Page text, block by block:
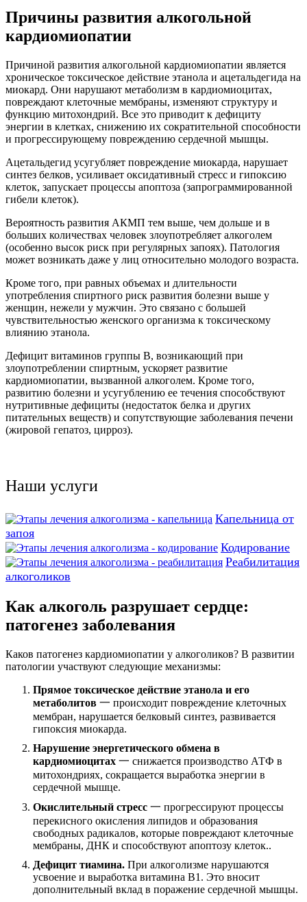
Причины развития алкогольной
кардиомиопатии
Причиной развития алкогольной кардиомиопатии является
хроническое токсическое действие этанола и ацетальдегида на
миокард. Они нарушают метаболизм в кардиомиоцитах,
повреждают клеточные мембраны, изменяют структуру и
функцию митохондрий. Все это приводит к дефициту
энергии в клетках, снижению их сократительной способности
и прогрессирующему повреждению сердечной мышцы.
Ацетальдегид усугубляет повреждение миокарда, нарушает
синтез белков, усиливает оксидативный стресс и гипоксию
клеток, запускает процессы апоптоза (запрограммированной
гибели клеток).
Вероятность развития АКМП тем выше, чем дольше и в
больших количествах человек злоупотребляет алкоголем
(особенно высок риск при регулярных запоях). Патология
может возникать даже у лиц относительно молодого возраста.
Кроме того, при равных объемах и длительности
употребления спиртного риск развития болезни выше у
женщин, нежели у мужчин. Это связано с большей
чувствительностью женского организма к токсическому
влиянию этанола.
Дефицит витаминов группы В, возникающий при
злоупотреблении спиртным, ускоряет развитие
кардиомиопатии, вызванной алкоголем. Кроме того,
развитию болезни и усугублению ее течения способствуют
нутритивные дефициты (недостаток белка и других
питательных веществ) и сопутствующие заболевания печени
(жировой гепатоз, цирроз).
Наши услуги
Капельница от
запоя
Кодирование
Реабилитация
алкоголиков
Как алкоголь разрушает сердце:
патогенез заболевания
Каков патогенез кардиомиопатии у алкоголиков? В развитии
патологии участвуют следующие механизмы:
Прямое токсическое действие этанола и его
метаболитов 一 происходит повреждение клеточных
мембран, нарушается белковый синтез, развивается
гипоксия миокарда.
Нарушение энергетического обмена в
кардиомиоцитах 一 снижается производство АТФ в
митохондриях, сокращается выработка энергии в
сердечной мышце.
Окислительный стресс 一 прогрессируют процессы
перекисного окисления липидов и образования
свободных радикалов, которые повреждают клеточные
мембраны, ДНК и способствуют апоптозу клеток..
Дефицит тиамина. При алкоголизме нарушаются
усвоение и выработка витамина В1. Это вносит
дополнительный вклад в поражение сердечной мышцы.